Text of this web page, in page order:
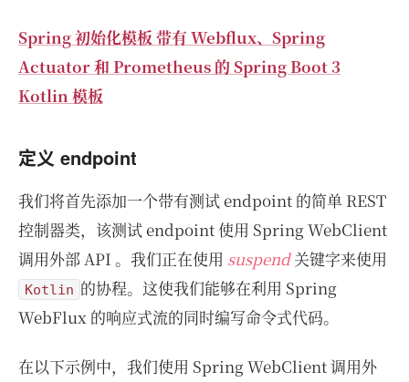
Spring 初始化模板 带有 Webflux、Spring
Actuator 和 Prometheus 的 Spring Boot 3
Kotlin 模板
定义 endpoint
我们将首先添加一个带有测试 endpoint 的简单 REST
控制器类，该测试 endpoint 使用 Spring WebClient
调用外部 API 。我们正在使用 suspend关键字来使用
Kotlin 的协程。这使我们能够在利用 Spring
WebFlux 的响应式流的同时编写命令式代码。
在以下示例中，我们使用 Spring WebClient 调用外